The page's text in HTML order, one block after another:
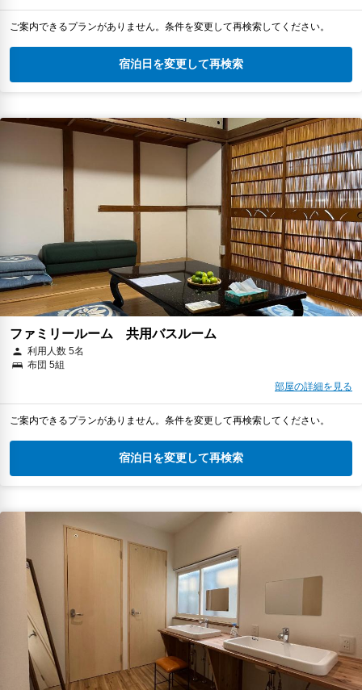
ご案内できるプランがありません。条件を変更して再検索してください。
宿泊日を変更して再検索
ファミリールーム 共用バスルーム
利用人数 5名
布団 5組
部屋の詳細を見る
ご案内できるプランがありません。条件を変更して再検索してください。
宿泊日を変更して再検索